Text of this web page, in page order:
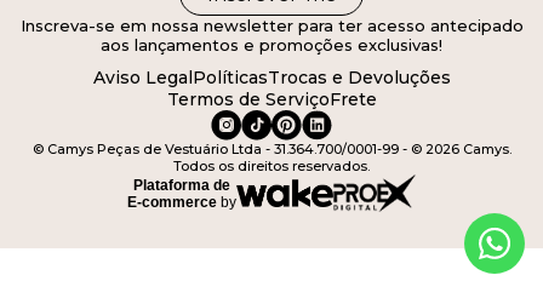
Inscreva-se em nossa newsletter para ter acesso antecipado
aos lançamentos e promoções exclusivas!
Aviso LegalPolíticasTrocas e Devoluções
Termos de ServiçoFrete
© Camys Peças de Vestuário Ltda - 31.364.700/0001-99 - © 2026 Camys.
Todos os direitos reservados.
Plataforma de
E-commerce by